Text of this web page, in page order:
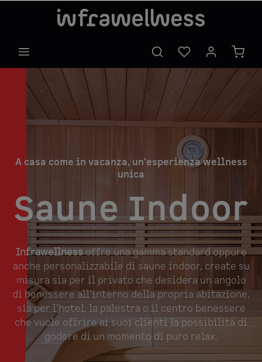
A casa come in vacanza, un'esperienza wellness
unica
Saune Indoor
Infrawellnessoffre una gamma standard oppure
anche personalizzabile di saune indoor, create su
misura sia per il privato che desidera un angolo
di benessere all’interno della propria abitazione,
sia per l’hotel, la palestra o il centro benessere
che vuole offrire ai suoi clienti la possibilità di
godere di un momento di puro relax.